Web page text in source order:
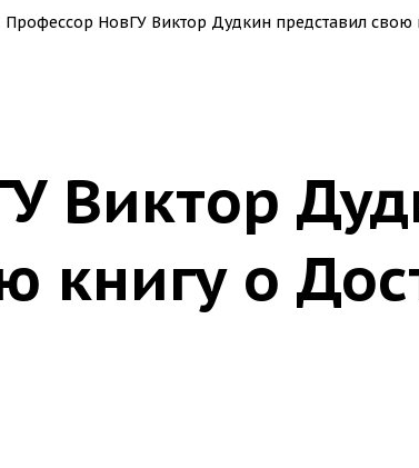
Профессор НовГУ Виктор Дудкин представил
Виктор
книгу о